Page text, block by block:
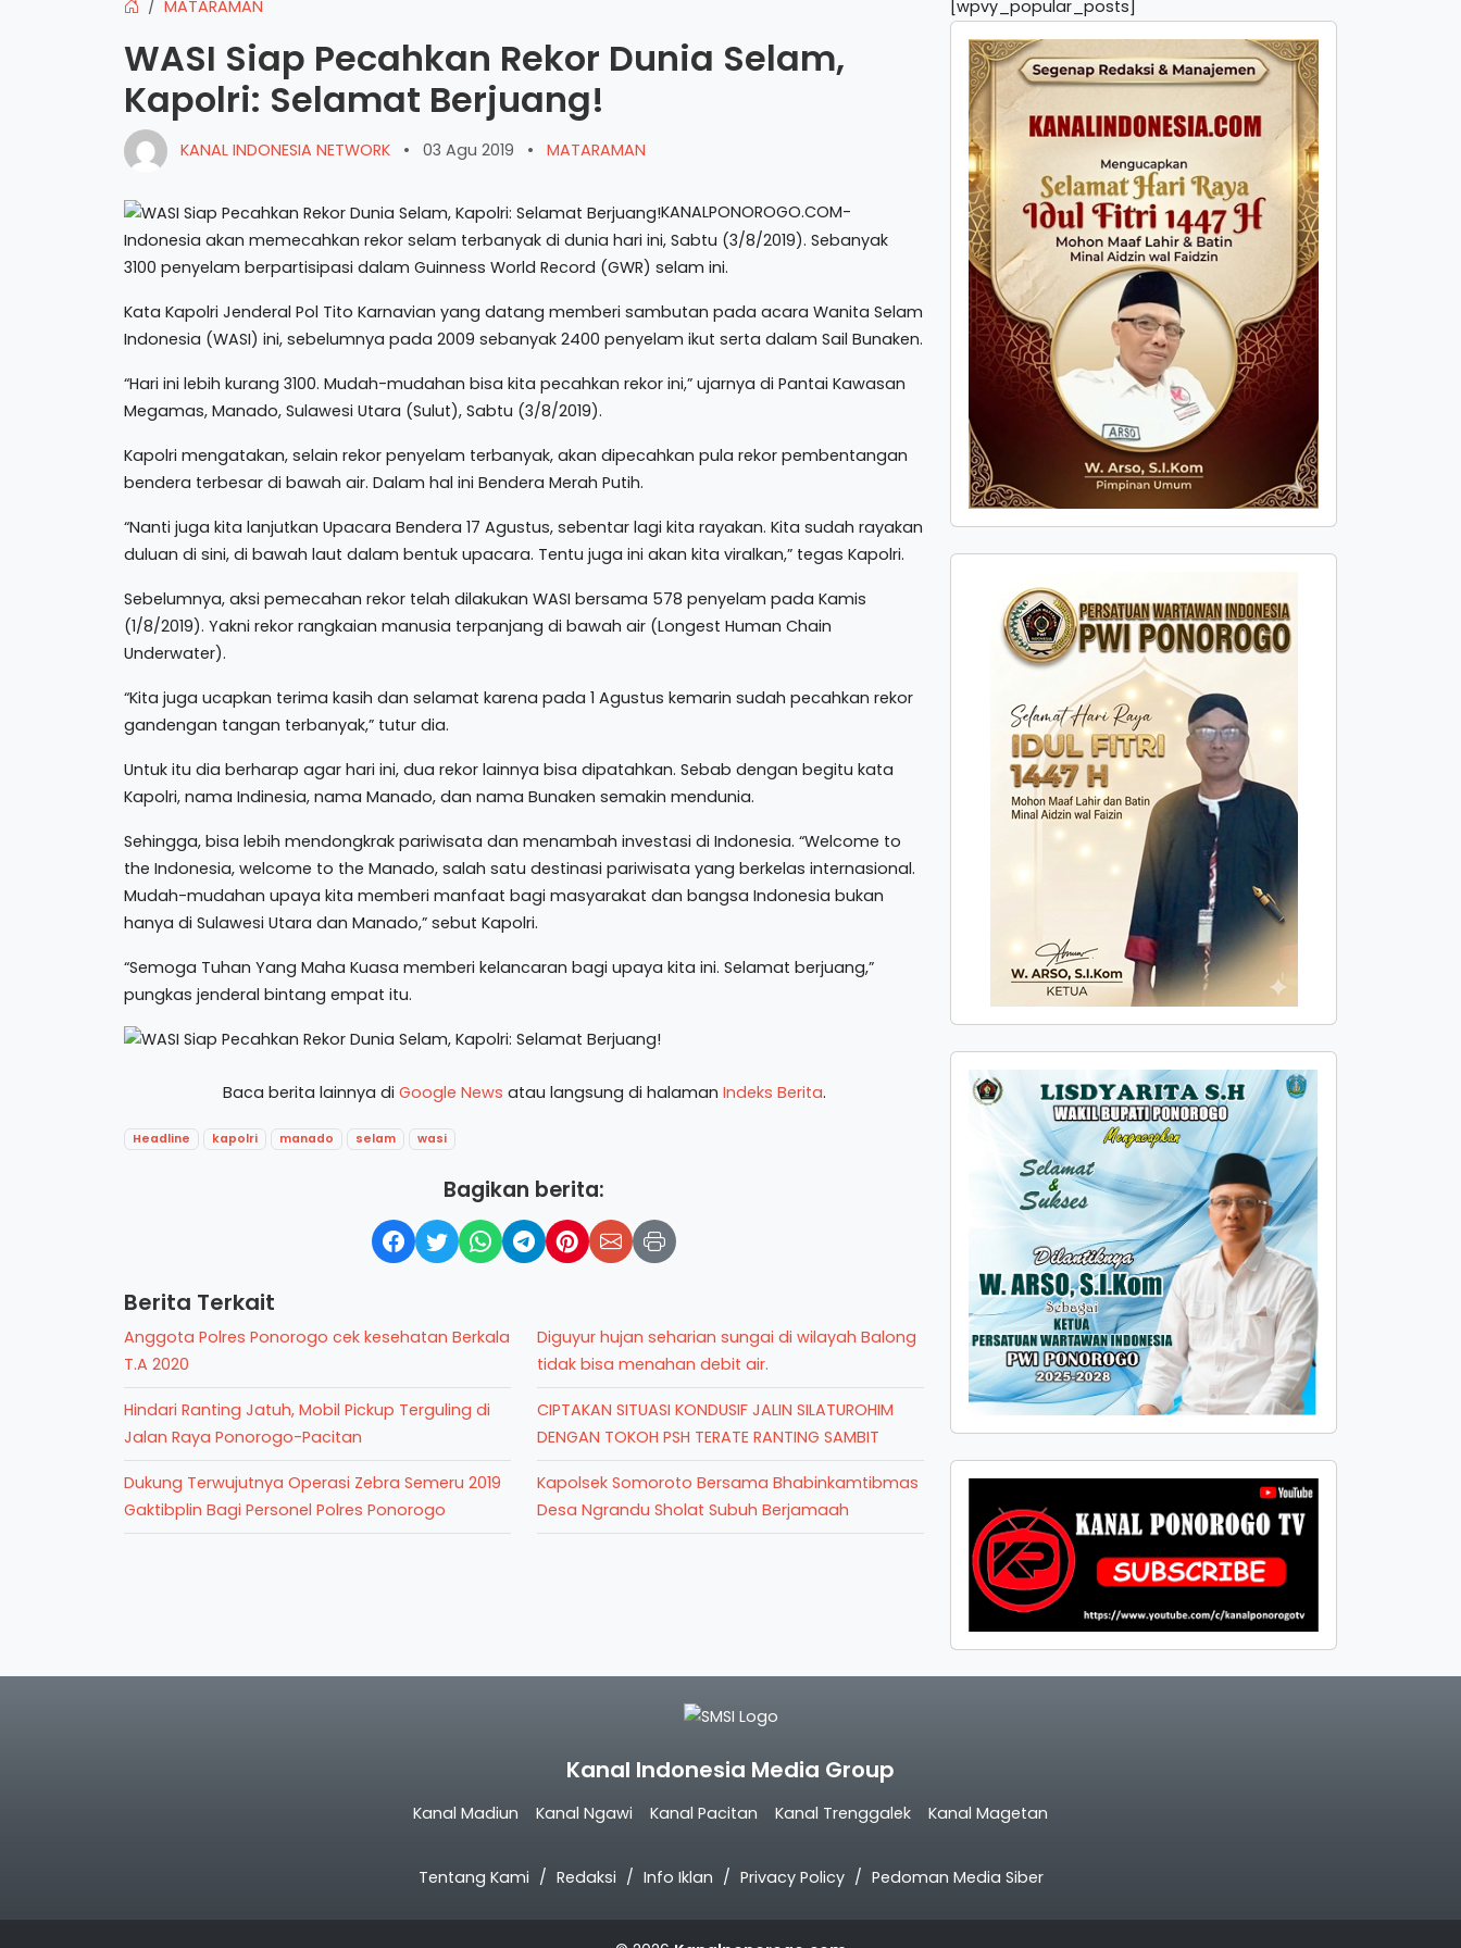
MATARAMAN
WASI Siap Pecahkan Rekor Dunia Selam,
Kapolri: Selamat Berjuang!
KANAL INDONESIA NETWORK • 03 Agu 2019 • MATARAMAN
KANALPONOROGO.COM-
Indonesia akan memecahkan rekor selam terbanyak di dunia hari ini, Sabtu (3/8/2019). Sebanyak
3100 penyelam berpartisipasi dalam Guinness World Record (GWR) selam ini.
Kata Kapolri Jenderal Pol Tito Karnavian yang datang memberi sambutan pada acara Wanita Selam
Indonesia (WASI) ini, sebelumnya pada 2009 sebanyak 2400 penyelam ikut serta dalam Sail Bunaken.
“Hari ini lebih kurang 3100. Mudah-mudahan bisa kita pecahkan rekor ini,” ujarnya di Pantai Kawasan
Megamas, Manado, Sulawesi Utara (Sulut), Sabtu (3/8/2019).
Kapolri mengatakan, selain rekor penyelam terbanyak, akan dipecahkan pula rekor pembentangan
bendera terbesar di bawah air. Dalam hal ini Bendera Merah Putih.
“Nanti juga kita lanjutkan Upacara Bendera 17 Agustus, sebentar lagi kita rayakan. Kita sudah rayakan
duluan di sini, di bawah laut dalam bentuk upacara. Tentu juga ini akan kita viralkan,” tegas Kapolri.
Sebelumnya, aksi pemecahan rekor telah dilakukan WASI bersama 578 penyelam pada Kamis
(1/8/2019). Yakni rekor rangkaian manusia terpanjang di bawah air (Longest Human Chain
Underwater).
“Kita juga ucapkan terima kasih dan selamat karena pada 1 Agustus kemarin sudah pecahkan rekor
gandengan tangan terbanyak,” tutur dia.
Untuk itu dia berharap agar hari ini, dua rekor lainnya bisa dipatahkan. Sebab dengan begitu kata
Kapolri, nama Indinesia, nama Manado, dan nama Bunaken semakin mendunia.
Sehingga, bisa lebih mendongkrak pariwisata dan menambah investasi di Indonesia. “Welcome to
the Indonesia, welcome to the Manado, salah satu destinasi pariwisata yang berkelas internasional.
Mudah-mudahan upaya kita memberi manfaat bagi masyarakat dan bangsa Indonesia bukan
hanya di Sulawesi Utara dan Manado,” sebut Kapolri.
“Semoga Tuhan Yang Maha Kuasa memberi kelancaran bagi upaya kita ini. Selamat berjuang,”
pungkas jenderal bintang empat itu.
Baca berita lainnya di Google News atau langsung di halaman Indeks Berita.
Headline kapolri manado selam wasi
Bagikan berita:
Berita Terkait
Anggota Polres Ponorogo cek kesehatan Berkala
T.A 2020
Hindari Ranting Jatuh, Mobil Pickup Terguling di
Jalan Raya Ponorogo-Pacitan
Dukung Terwujutnya Operasi Zebra Semeru 2019
Gaktibplin Bagi Personel Polres Ponorogo
Diguyur hujan seharian sungai di wilayah Balong
tidak bisa menahan debit air.
CIPTAKAN SITUASI KONDUSIF JALIN SILATUROHIM
DENGAN TOKOH PSH TERATE RANTING SAMBIT
Kapolsek Somoroto Bersama Bhabinkamtibmas
Desa Ngrandu Sholat Subuh Berjamaah
[wpvy_popular_posts]
Kanal Indonesia Media Group
Kanal Madiun Kanal Ngawi Kanal Pacitan Kanal Trenggalek Kanal Magetan
Tentang Kami Redaksi Info Iklan Privacy Policy Pedoman Media Siber